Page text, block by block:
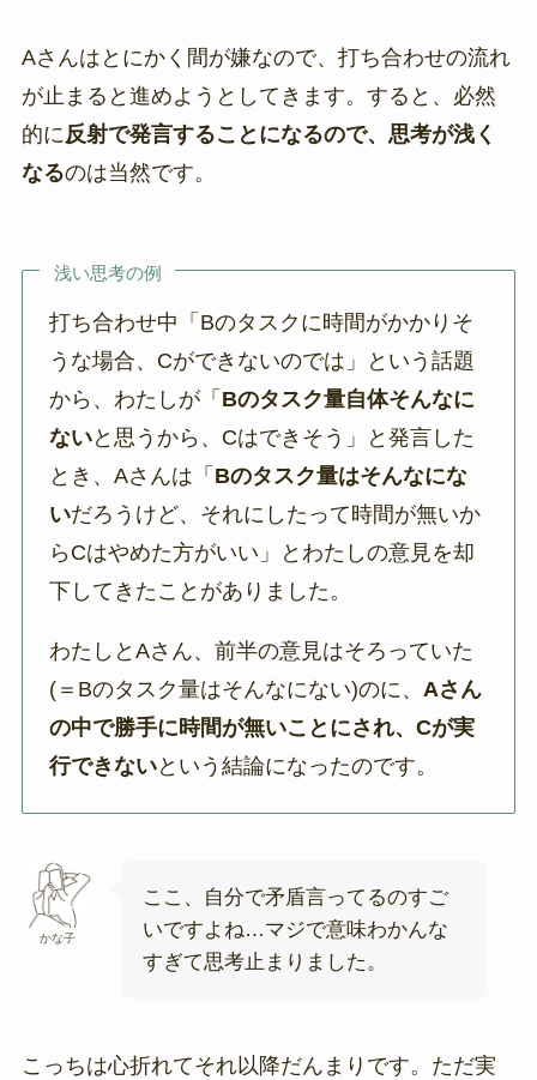
Aさんはとにかく間が嫌なので、打ち合わせの流れ
が止まると進めようとしてきます。すると、必然
的に 反射で発言することになるので、思考が浅く
なるのは当然です。
浅い思考の例
打ち合わせ中「Bのタスクに時間がかかりそ
うな場合、Cができないのでは」という話題
から、わたしが「 Bのタスク量自体そんなに
ないと思うから、Cはできそう」と発言した
とき、Aさんは「 Bのタスク量はそんなにな
いだろうけど、それにしたって時間が無いか
らCはやめた方がいい」とわたしの意見を却
下してきたことがありました。
わたしとAさん、前半の意見はそろっていた
(＝Bのタスク量はそんなにない)のに、Aさん
の中で勝手に時間が無いことにされ、Cが実
行できないという結論になったのです。
かな子
ここ、自分で矛盾言ってるのすご
いですよね…マジで意味わかんな
すぎて思考止まりました。
こっちは心折れてそれ以降だんまりです。ただ実